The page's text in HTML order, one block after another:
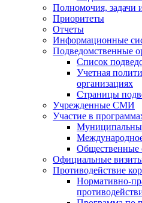
Полномочия, задачи
Приоритеты
Отчеты
Информационные
Подведомственные
Список
Учетная
организациях
Страницы
Учрежденные СМИ
Участие в
Общественные
Официальные
Противодействие
Нормативно-